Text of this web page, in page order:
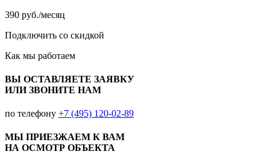
390 руб./месяц
Подключить со скидкой
Как мы работаем
ВЫ ОСТАВЛЯЕТЕ ЗАЯВКУ
ИЛИ ЗВОНИТЕ НАМ
по телефону +7 (495) 120-02-89
МЫ ПРИЕЗЖАЕМ К ВАМ
НА ОСМОТР ОБЪЕКТА